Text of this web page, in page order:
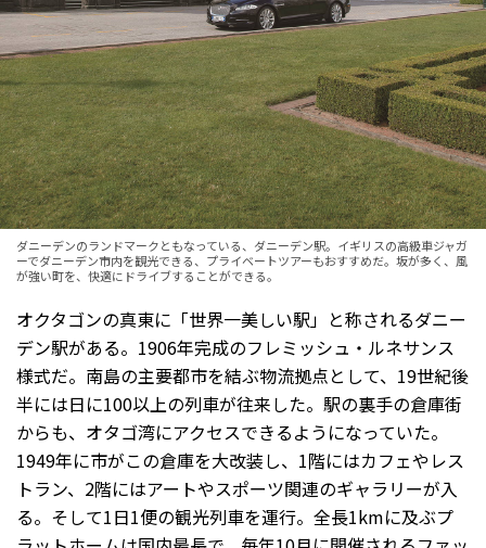
ダニーデンのランドマークともなっている、ダニーデン駅。イギリスの高級車ジャガ
ーでダニーデン市内を観光できる、プライベートツアーもおすすめだ。坂が多く、風
が強い町を、快適にドライブすることができる。
オクタゴンの真東に「世界一美しい駅」と称されるダニー
デン駅がある。1906年完成のフレミッシュ・ルネサンス
様式だ。南島の主要都市を結ぶ物流拠点として、19世紀後
半には日に100以上の列車が往来した。駅の裏手の倉庫街
からも、オタゴ湾にアクセスできるようになっていた。
1949年に市がこの倉庫を大改装し、1階にはカフェやレス
トラン、2階にはアートやスポーツ関連のギャラリーが入
る。そして1日1便の観光列車を運行。全長1kmに及ぶプ